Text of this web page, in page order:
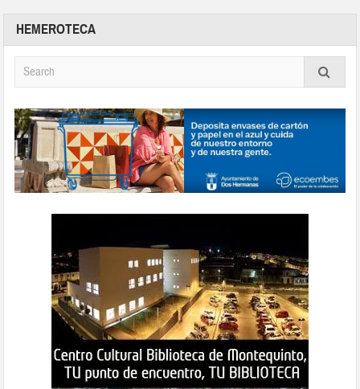
HEMEROTECA